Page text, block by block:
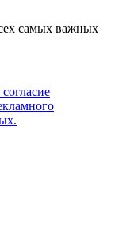
самых важных
.